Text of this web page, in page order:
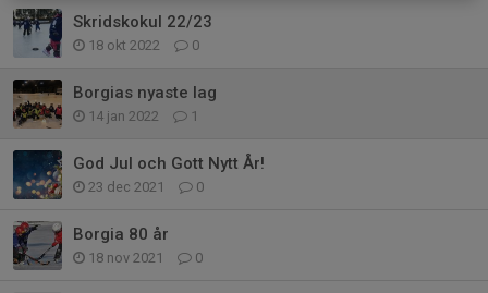
Skridskokul 22/23
18 okt 2022 0
Borgias nyaste lag
14 jan 2022 1
God Jul och Gott Nytt År!
23 dec 2021 0
Borgia 80 år
18 nov 2021 0